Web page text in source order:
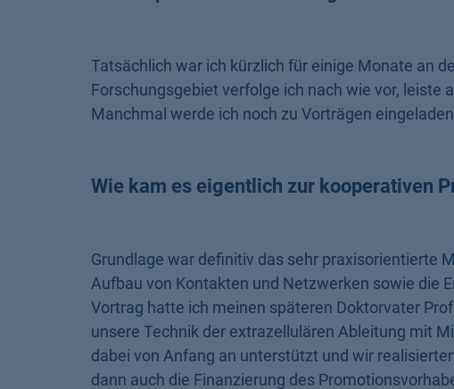
Tatsächlich war ich kürzlich für einige Monate an
Forschungsgebiet verfolge ich nach wie vor, leiste
Manchmal werde ich noch zu Vorträgen
Wie kam es eigentlich zur kooperativen
Grundlage war definitiv das sehr praxisorientierte
Aufbau von Kontakten und Netzwerken sowie die
Vortrag hatte ich meinen späteren Doktorvater
unsere Technik der extrazellulären Ableitung mit
dabei von Anfang an unterstützt und wir
dann auch die Finanzierung des